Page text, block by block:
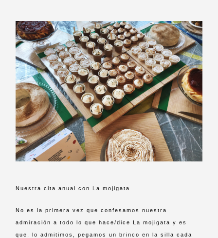
Nuestra cita anual con La mojigata
No es la primera vez que confesamos nuestra
admiración a todo lo que hace/dice La mojigata y es
que, lo admitimos, pegamos un brinco en la silla cada